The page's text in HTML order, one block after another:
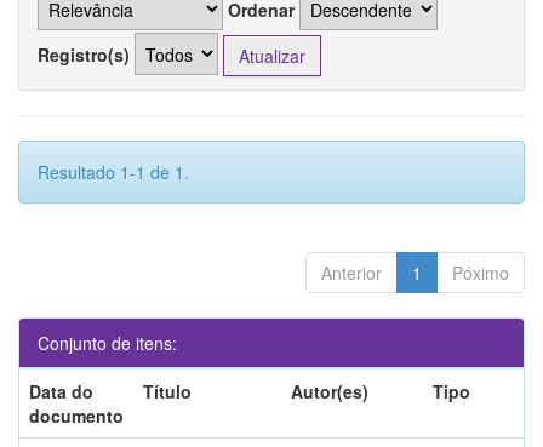
Ordenar
Registro(s)
Resultado 1-1 de 1.
Anterior 1 Póximo
Conjunto de itens:
Data do
documento
Título Autor(es) Tipo